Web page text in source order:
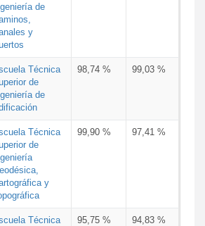
de
y
Técnica
de
de
98,74 % 99,03 %
Técnica
de
y
99,90 % 97,41 %
Técnica
95,75 % 94,83 %